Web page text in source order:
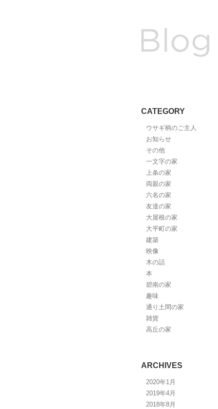
CATEGORY
ウサギ柄のご主人
お知らせ
その他
一文字の家
上条の家
両親の家
六名の家
友達の家
大屋根の家
大平町の家
建築
映像
木の話
本
碧南の家
趣味
通り土間の家
雑貨
高丘の家
ARCHIVES
2020年1月
2019年4月
2018年8月